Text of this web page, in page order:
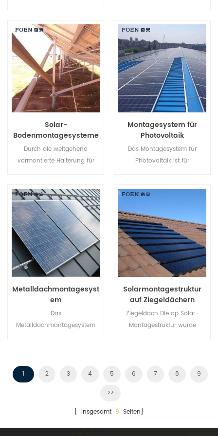
Arbeitskosten zu sparen und
die Installationszeit zu
verkürzen.
Erdschrauben verwendet
werden.
Solar-
Bodenmontagesysteme
Durch die weitgehend
vormontierte Halterung für
sparen und die
Installationszeit verkürzen.
Montagesystem für
Photovoltaik
Das Montagesystem für
Photovoltaik ist für
Montage, enorme
bald.
Metalldachmontagesyst
em
Das
Metalldachmontagesystem
sicherer Struktur.
Solarmontagestruktur
auf Ziegeldächern
Ziegeldach Die op Solar-
Montagestruktur wurde
1
2 3 4 5 6 7 8 9
>>
[ Insgesamt 9 Seiten]